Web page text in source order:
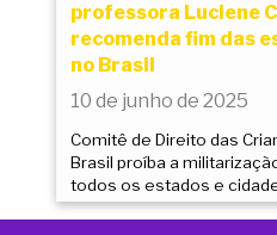
professora Luciene
recomenda fim das
no Brasil
10 de junho de 2025
Comitê de Direito das
Brasil proíba a
todos os estados e